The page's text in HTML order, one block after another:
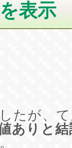
たが、
ありと